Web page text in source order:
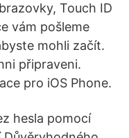
Touch ID
vám pošleme
mohli začít.
připraveni.
pro iOS Phone.
hesla pomocí